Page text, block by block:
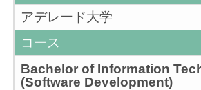
アデレード大学
コース
Bachelor of Information
(Software Development)